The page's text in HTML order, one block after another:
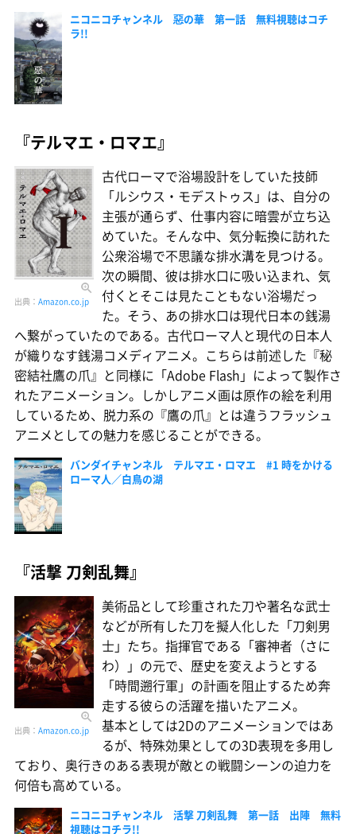
ニコニコチャンネル 惡の華 第一話 無料視聴はコチ
ラ!!
『テルマエ・ロマエ』
出典： Amazon.co.jp
古代ローマで浴場設計をしていた技師
「ルシウス・モデストゥス」は、自分の
主張が通らず、仕事内容に暗雲が立ち込
めていた。そんな中、気分転換に訪れた
公衆浴場で不思議な排水溝を見つける。
次の瞬間、彼は排水口に吸い込まれ、気
付くとそこは見たこともない浴場だっ
た。そう、あの排水口は現代日本の銭湯
へ繋がっていたのである。古代ローマ人と現代の日本人
が織りなす銭湯コメディアニメ。こちらは前述した『秘
密結社鷹の爪』と同様に「Adobe Flash」によって製作さ
れたアニメーション。しかしアニメ画は原作の絵を利用
しているため、脱力系の『鷹の爪』とは違うフラッシュ
アニメとしての魅力を感じることができる。
バンダイチャンネル テルマエ・ロマエ #1 時をかける
ローマ人／白鳥の湖
『活撃 刀剣乱舞』
出典： Amazon.co.jp
美術品として珍重された刀や著名な武士
などが所有した刀を擬人化した「刀剣男
士」たち。指揮官である「審神者（さに
わ）」の元で、歴史を変えようとする
「時間遡行軍」の計画を阻止するため奔
走する彼らの活躍を描いたアニメ。
基本としては2Dのアニメーションではあ
るが、特殊効果としての3D表現を多用し
ており、奥行きのある表現が敵との戦闘シーンの迫力を
何倍も高めている。
ニコニコチャンネル 活撃 刀剣乱舞 第一話 出陣 無料
視聴はコチラ!!